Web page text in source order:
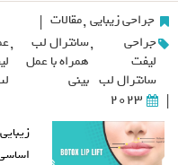
جراحی زیبایی ,مقالات |
جراحی
لیفت
سانترال لب
,سانترال لب
همراه با عمل
بینی
,
|
2023